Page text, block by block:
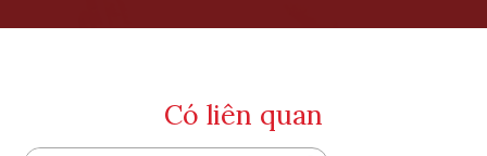
Có liên quan